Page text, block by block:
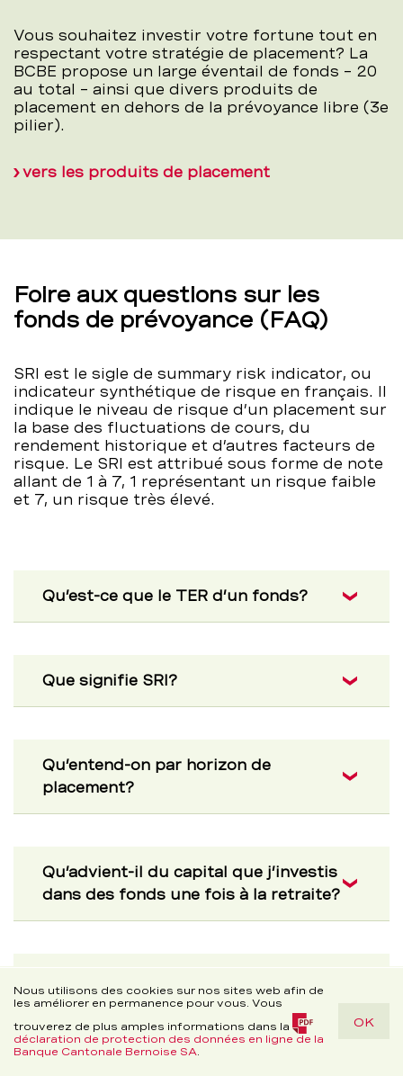
Cookie
Disclaimer
Nous utilisons des cookies sur nos sites web afin de
les améliorer en permanence pour vous. Vous
trouverez de plus amples informations dans la
déclaration de protection des données en ligne de la
Banque Cantonale Bernoise SA.
OK
Vous souhaitez investir votre fortune tout en
respectant votre stratégie de placement? La
BCBE propose un large éventail de fonds – 20
au total – ainsi que divers produits de
placement en dehors de la prévoyance libre (3e
pilier).
vers les produits de placement
Foire aux questions sur les
fonds de prévoyance (FAQ)
SRI est le sigle de summary risk indicator, ou
indicateur synthétique de risque en français. Il
indique le niveau de risque d’un placement sur
la base des fluctuations de cours, du
rendement historique et d’autres facteurs de
risque. Le SRI est attribué sous forme de note
allant de 1 à 7, 1 représentant un risque faible
et 7, un risque très élevé.
Qu’est-ce que le TER d’un fonds?
Que signifie SRI?
Qu’entend-on par horizon de
placement?
Qu’advient-il du capital que j’investis
dans des fonds une fois à la retraite?
comptes du pilier 3a?